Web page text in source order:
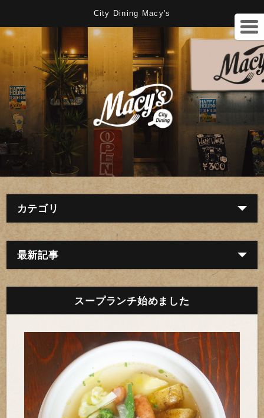
City Dining Macy's
カテゴリ
最新記事
スープランチ始めました